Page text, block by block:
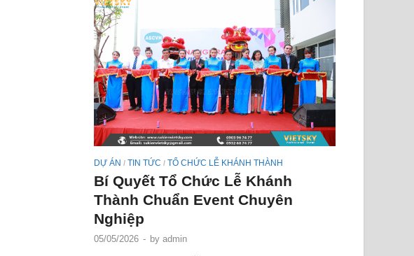
DỰ ÁN / TIN TỨC / TỔ CHỨC LỄ KHÁNH THÀNH
Bí Quyết Tổ Chức Lễ Khánh
Thành Chuẩn Event Chuyên
Nghiệp
05/05/2026 - byadmin